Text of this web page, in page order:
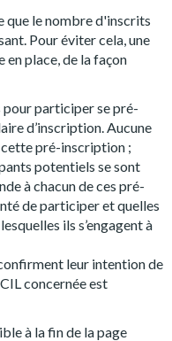
que le nombre d'inscrits
Pour éviter cela, une
place, de la façon
pour participer se pré-
d’inscription. Aucune
cette pré-inscription ;
potentiels se sont
à chacun de ces pré-
de participer et quelles
ils s’engagent à
leur intention de
concernée est
à la fin de la page